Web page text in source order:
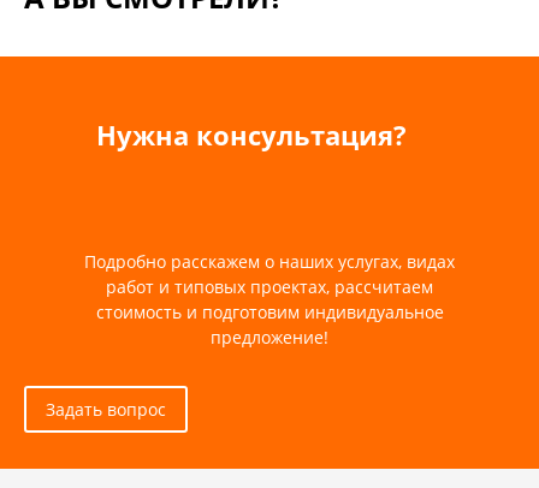
Нужна консультация?
Подробно расскажем о наших услугах, видах
работ и типовых проектах, рассчитаем
стоимость и подготовим индивидуальное
предложение!
Задать вопрос